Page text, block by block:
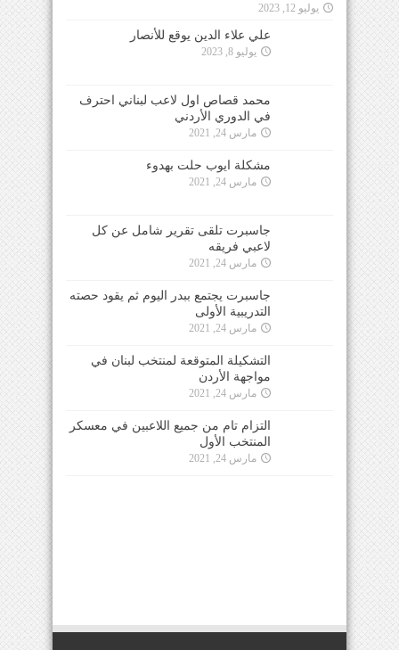
يوليو 12, 2023
علي علاء الدين يوقع للأنصار
يوليو 8, 2023
محمد قصاص اول لاعب لبناني احترف
في الدوري الأردني
مارس 24, 2021
مشكلة ايوب حلت بهدوء
مارس 24, 2021
جاسبرت تلقى تقرير شامل عن كل
لاعبي فريقه
مارس 24, 2021
جاسبرت يجتمع ببدر اليوم ثم يقود حصته
التدريبية الأولى
مارس 24, 2021
التشكيلة المتوقعة لمنتخب لبنان في
مواجهة الأردن
مارس 24, 2021
التزام تام من جميع اللاعبين في معسكر
المنتخب الأول
مارس 24, 2021